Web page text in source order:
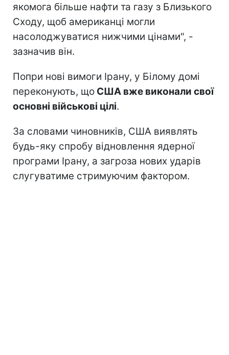
якомога більше нафти та газу з Близького
Сходу, щоб американці могли
насолоджуватися нижчими цінами", -
зазначив він.
Попри нові вимоги Ірану, у Білому домі
переконують, що США вже виконали свої
основні військові цілі.
За словами чиновників, США виявлять
будь-яку спробу відновлення ядерної
програми Ірану, а загроза нових ударів
слугуватиме стримуючим фактором.